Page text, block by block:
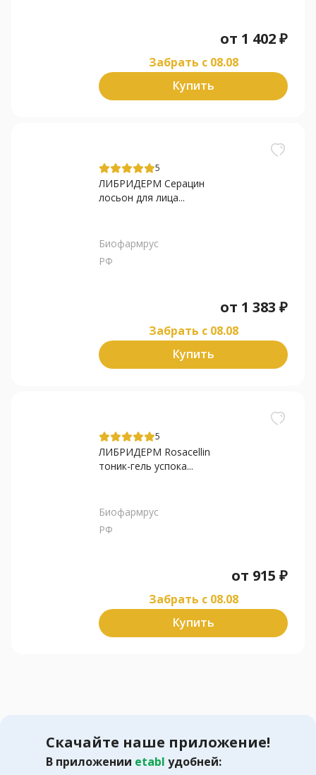
от 1 402₽
Забрать c 08.08
Купить
5
ЛИБРИДЕРМ Серацин
лосьон для лица...
Биофармрус
РФ
от 1 383 ₽
Забрать c 08.08
Купить
5
ЛИБРИДЕРМ Rosacellin
тоник-гель успока...
Биофармрус
РФ
от 915 ₽
Забрать c 08.08
Купить
Скачайте наше приложение!
В приложении etabl удобней: